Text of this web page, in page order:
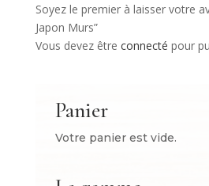
Soyez le premier à laisser votre
Japon Murs”
Vous devez être connecté pour
Panier
Votre panier est vide.